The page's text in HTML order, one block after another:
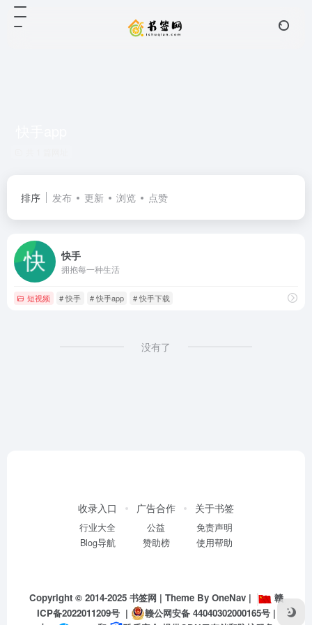
排序 发布 更新 浏览 点赞
快手
拥抱每一种生活
短视频 # 快手 # 快手app # 快手下载
没有了
收录入口
行业大全
Blog导航
广告合作
公益
赞助榜
关于书签
免责声明
使用帮助
Copyright © 2014-2025 书签网 | Theme By OneNav|
赣
ICP备2022011209号| 赣公网安备 44040302000165号|